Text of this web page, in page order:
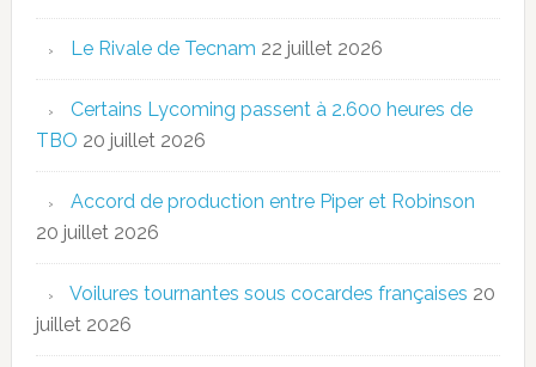
Le Rivale de Tecnam 22 juillet 2026
Certains Lycoming passent à 2.600 heures de
TBO 20 juillet 2026
Accord de production entre Piper et Robinson
20 juillet 2026
Voilures tournantes sous cocardes françaises 20
juillet 2026